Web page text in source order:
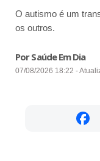
O autismo é um
os outros.
Por Saúde Em Dia
07/08/2026 18:22 -